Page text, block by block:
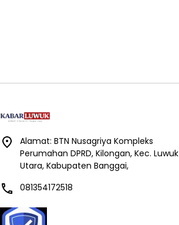
Alamat: BTN Nusagriya Kompleks
Perumahan DPRD, Kilongan, Kec. Luwuk
Utara, Kabupaten Banggai,
081354172518